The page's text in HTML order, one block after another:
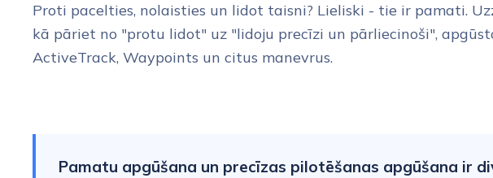
Proti pacelties, nolaisties un lidot taisni? Lieliski - tie ir pamati.
kā pāriet no "protu lidot" uz "lidoju precīzi un pārliecinoši",
ActiveTrack, Waypoints un citus manevrus.
Pamatu apgūšana un precīzas pilotēšanas apgūšana ir